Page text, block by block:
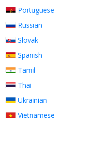
Portuguese
Russian
Slovak
Spanish
Tamil
Thai
Ukrainian
Vietnamese